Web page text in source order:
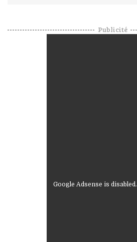
Publicité
Google Adsense is disabled.